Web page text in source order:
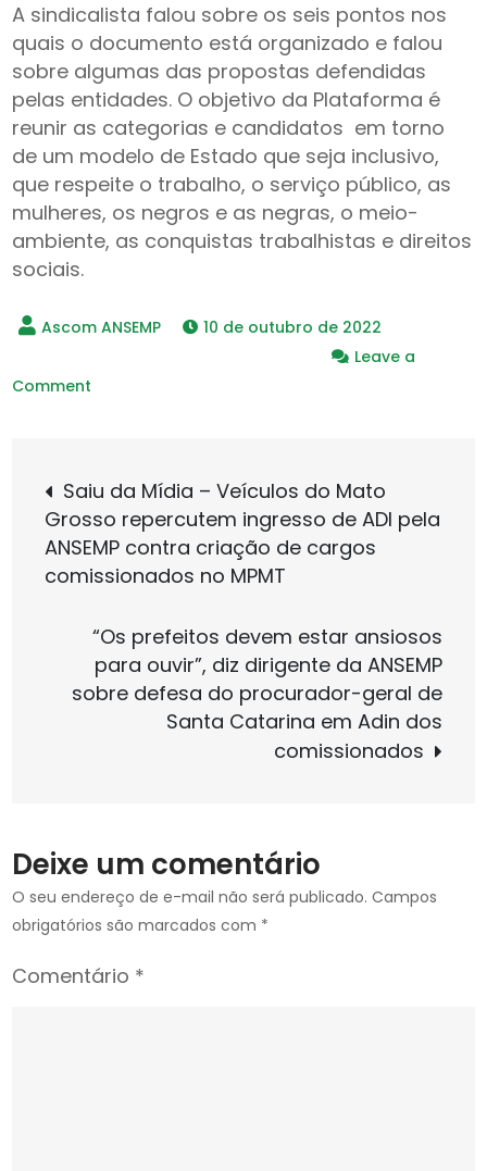
A sindicalista falou sobre os seis pontos nos
quais o documento está organizado e falou
sobre algumas das propostas defendidas
pelas entidades. O objetivo da Plataforma é
reunir as categorias e candidatos em torno
de um modelo de Estado que seja inclusivo,
que respeite o trabalho, o serviço público, as
mulheres, os negros e as negras, o meio-
ambiente, as conquistas trabalhistas e direitos
sociais.
10 de outubro de 2022
Leave a
Comment
dos
Trabalhadores
do
Sistema
Justiça
em
encontro
Navegação
de
Saiu da Mídia – Veículos do Mato
Grosso repercutem ingresso de ADI pela
ANSEMP contra criação de cargos
comissionados no MPMT
“Os prefeitos devem estar ansiosos
para ouvir”, diz dirigente da ANSEMP
sobre defesa do procurador-geral de
Santa Catarina em Adin dos
comissionados
Deixe um comentário
O seu endereço de e-mail não será publicado. Campos
obrigatórios são marcados com *
Comentário *